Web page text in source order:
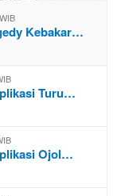
Kebakar…
Turu…
Ojol…